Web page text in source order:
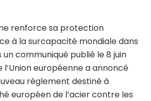
renforce sa protection
à la surcapacité mondiale dans
un communiqué publié le 8 juin
l’Union européenne a annoncé
règlement destiné à
européen de l’acier contre les